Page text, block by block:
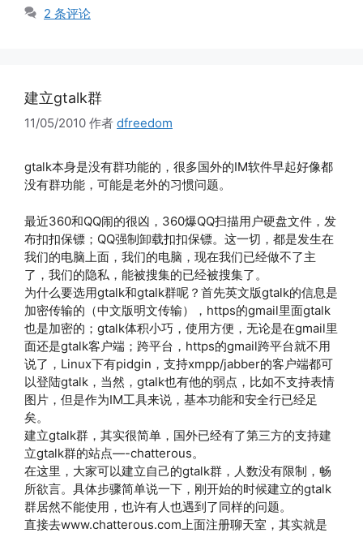
2 条评论
建立gtalk群
11/05/2010 作者 dfreedom
gtalk本身是没有群功能的，很多国外的IM软件早起好像都
没有群功能，可能是老外的习惯问题。
最近360和QQ闹的很凶，360爆QQ扫描用户硬盘文件，发
布扣扣保镖；QQ强制卸载扣扣保镖。这一切，都是发生在
我们的电脑上面，我们的电脑，现在我们已经做不了主
了，我们的隐私，能被搜集的已经被搜集了。
为什么要选用gtalk和gtalk群呢？首先英文版gtalk的信息是
加密传输的（中文版明文传输），https的gmail里面gtalk
也是加密的；gtalk体积小巧，使用方便，无论是在gmail里
面还是gtalk客户端；跨平台，https的gmail跨平台就不用
说了，Linux下有pidgin，支持xmpp/jabber的客户端都可
以登陆gtalk，当然，gtalk也有他的弱点，比如不支持表情
图片，但是作为IM工具来说，基本功能和安全行已经足
矣。
建立gtalk群，其实很简单，国外已经有了第三方的支持建
立gtalk群的站点—-chatterous。
在这里，大家可以建立自己的gtalk群，人数没有限制，畅
所欲言。具体步骤简单说一下，刚开始的时候建立的gtalk
群居然不能使用，也许有人也遇到了同样的问题。
直接去www.chatterous.com上面注册聊天室，其实就是